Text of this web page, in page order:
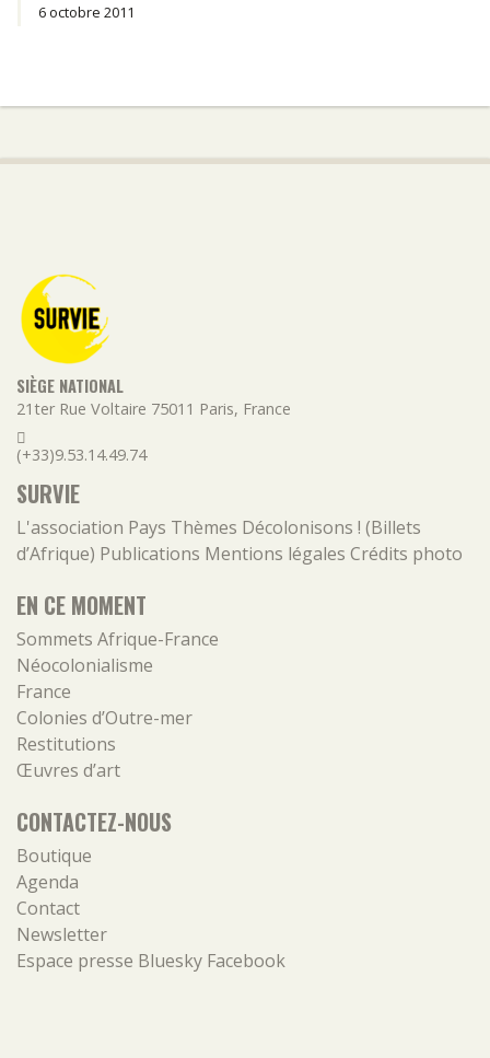
6 octobre 2011
SIÈGE NATIONAL
21ter Rue Voltaire 75011 Paris, France
(+33)9.53.14.49.74
SURVIE
L'association Pays Thèmes Décolonisons ! (Billets
d’Afrique) Publications Mentions légales Crédits photo
EN CE MOMENT
Sommets Afrique-France
Néocolonialisme
France
Colonies d’Outre-mer
Restitutions
Œuvres d’art
CONTACTEZ-NOUS
Boutique
Agenda
Contact
Newsletter
Espace presse Bluesky Facebook